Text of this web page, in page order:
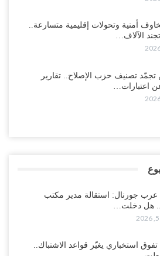
أمنية وتحولات إقليمية متسارعة..
الآلاف…
تصنيف حزب الإصلاح.. تقارير
اعتبارات…
عرب جورنال: استقالة مدير مكتب
هل دخلت…
تفوق استخباري يغيّر قواعد الاشتباك..